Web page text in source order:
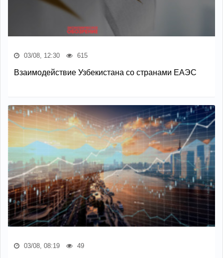
03/08, 12:30 615
Взаимодействие Узбекистана со странами ЕАЭС
03/08, 08:19 49